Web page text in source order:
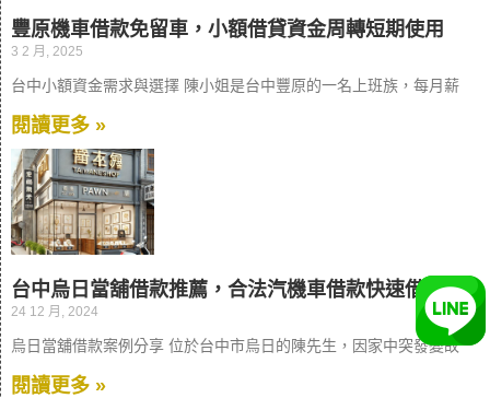
豐原機車借款免留車，小額借貸資金周轉短期使用
3 2 月, 2025
台中小額資金需求與選擇 陳小姐是台中豐原的一名上班族，每月薪
閱讀更多 »
台中烏日當舖借款推薦，合法汽機車借款快速借
24 12 月, 2024
烏日當舖借款案例分享 位於台中市烏日的陳先生，因家中突發變故
閱讀更多 »